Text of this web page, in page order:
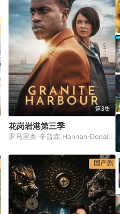
第3集
花岗岩港第三季
国产剧